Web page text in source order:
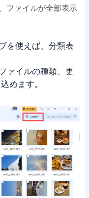
ファイルが全部表示
を使えば、分類表
ァイルの種類、更
めます。